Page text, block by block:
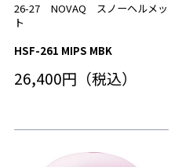
26-27 NOVAQ スノーヘルメッ
ト
HSF-261 MIPS MBK
26,400円（税込）